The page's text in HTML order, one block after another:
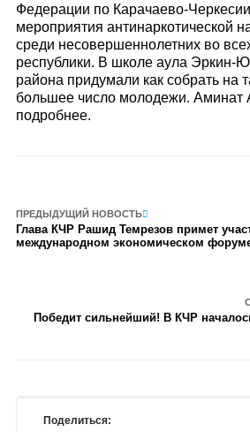
Федерации по Карачаево-
мероприятия антинаркотической
среди несовершеннолетних во
республики. В школе аула Эркин-
района придумали как собрать на
большее число молодежи. Аминат
подробнее.
ПРЕДЫДУЩИЙ НОВОСТЬ
Глава КЧР Рашид Темрезов примет
международном экономическом
Победит сильнейший! В КЧР
Поделиться: